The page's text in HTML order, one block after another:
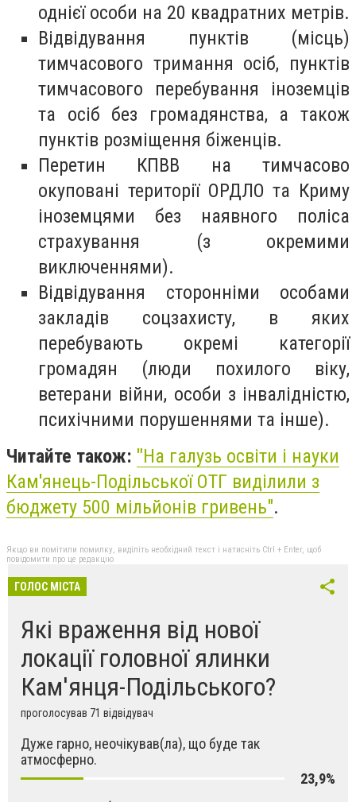
однієї особи на 20 квадратних метрів.
Відвідування пунктів (місць)
тимчасового тримання осіб, пунктів
тимчасового перебування іноземців
та осіб без громадянства, а також
пунктів розміщення біженців.
Перетин КПВВ на тимчасово
окуповані території ОРДЛО та Криму
іноземцями без наявного поліса
страхування (з окремими
виключеннями).
Відвідування сторонніми особами
закладів соцзахисту, в яких
перебувають окремі категорії
громадян (люди похилого віку,
ветерани війни, особи з інвалідністю,
психічними порушеннями та інше).
Читайте також: "На галузь освіти і науки
Кам'янець-Подільської ОТГ виділили з
бюджету 500 мільйонів гривень".
Якщо ви помітили помилку, виділіть необхідний текст і натисніть Ctrl + Enter, щоб
повідомити про це редакцію
ГОЛОС МІСТА
Які враження від нової
локації головної ялинки
Кам'янця-Подільського?
проголосував 71 відвідувач
Дуже гарно, неочікував(ла), що буде так
атмосферно.
23,9%